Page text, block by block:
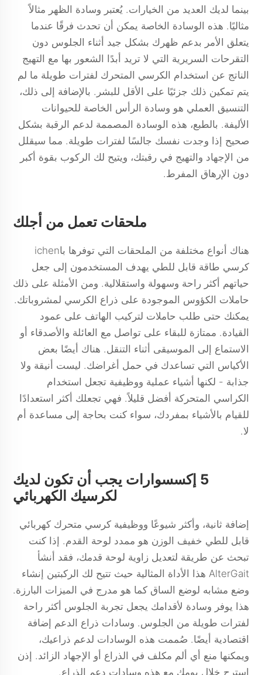
بينما لديك العديد من الخيارات. يُعتبر وسادة الظهر مثالاً
مثاليًا. هذه الوسادة الخاصة يمكن أن تحدث فرقًا عندما
يتعلق الأمر بدعم ظهرك بشكل جيد أثناء الجلوس دون
التقرحات السريرية التي لا تريد أبدًا الشعور بها مع التهيج
الناتج عن استخدام الكرسي المتحرك لفترات طويلة ما لم
يتم تمكين ذلك جزئيًا على الأقل للبشر. بالإضافة إلى ذلك،
التنسيق العملي هو وسادة الرأس الخاصة للحيوانات
الأليفة. بالطبع، هذه الوسادة المصممة لدعم الرقبة بشكل
صحيح إذا وجدت نفسك جالسًا لفترات طويلة. مما سيقلل
من الإجهاد والتهيج في رقبتك، ويتيح لك الركوب بقوة أكبر
دون الإرهاق المفرط.
ملحقات تعمل من أجلك
هناك أنواع مختلفة من الملحقات التي توفرها باichen
كرسي طاقة قابل للطي يهدف المستخدمون إلى جعل
حياتهم أكثر راحة وسهولة واستقلالية. ومن الأمثلة على ذلك
حاملات الكؤوس الموجودة على ذراع الكرسي لمشروباتك.
يمكنك حتى طلب حاملات لتركيب الهاتف على عمود
القيادة. ممتازة للبقاء على تواصل مع العائلة والأصدقاء أو
الاستماع إلى الموسيقى أثناء التنقل. هناك أيضًا بعض
الأكياس التي تساعدك في حمل أغراضك. ليست أنيقة ولا
جذابة - لكنها أشياء عملية ووظيفية تجعل استخدام
الكراسي المتحركة أفضل قليلاً. فهي تجعلك أكثر استعدادًا
للقيام بالأشياء بمفردك، سواء كنت بحاجة إلى مساعدة أم
لا.
5 إكسسوارات يجب أن تكون لديك
لكرسيك الكهربائي
إضافة ثانية، وأكثر شيوعًا ووظيفية كرسي متحرك كهربائي
قابل للطي خفيف الوزن هو ممدد لوحة القدم. إذا كنت
تبحث عن طريقة لتعديل زاوية لوحة قدمك، فقد أنشأ
AlterGait هذا الأداة المثالية حيث تتيح لك الركبتين إنشاء
وضع مشابه لوضع الساق كما هو مدرج في الميزات البارزة.
هذا يوفر وسادة لأقدامك يجعل تجربة الجلوس أكثر راحة
لفترات طويلة من الجلوس. وسادات ذراع الدعم إضافة
اقتصادية أيضًا. صُممت هذه الوسادات لدعم ذراعيك،
ويمكنها منع أي ألم مكلف في الذراع أو الإجهاد الزائد. إذن
استرح خلال يومك مع هذه وسادات دعم الذراع.